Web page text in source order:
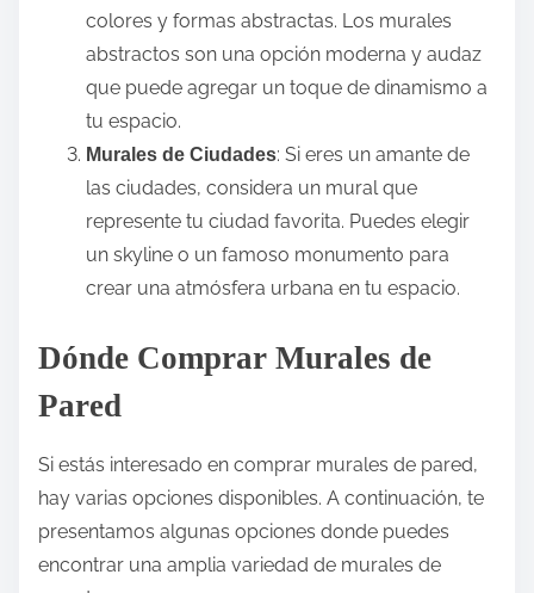
colores y formas abstractas. Los murales
abstractos son una opción moderna y audaz
que puede agregar un toque de dinamismo a
tu espacio.
Murales de Ciudades: Si eres un amante de
las ciudades, considera un mural que
represente tu ciudad favorita. Puedes elegir
un skyline o un famoso monumento para
crear una atmósfera urbana en tu espacio.
Dónde Comprar Murales de
Pared
Si estás interesado en comprar murales de pared,
hay varias opciones disponibles. A continuación, te
presentamos algunas opciones donde puedes
encontrar una amplia variedad de murales de